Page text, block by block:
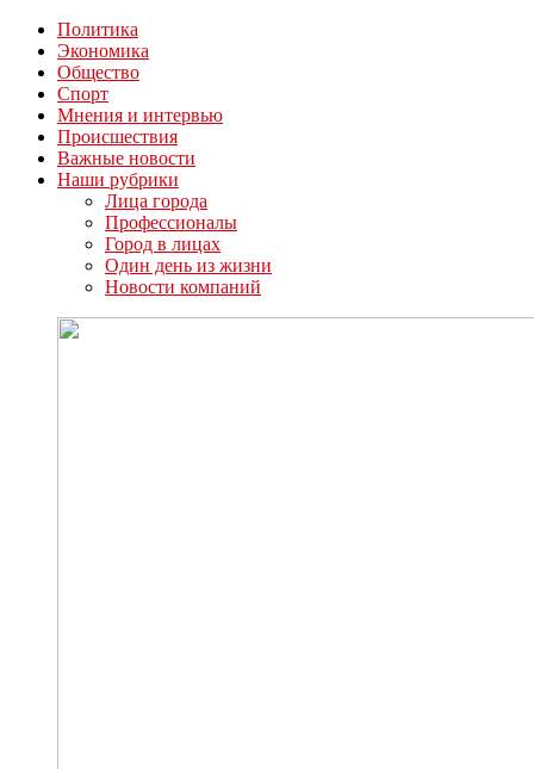
Политика
Экономика
Общество
Спорт
Мнения и интервью
Происшествия
Важные новости
Наши рубрики
Лица города
Профессионалы
Город в лицах
Один день из жизни
Новости компаний